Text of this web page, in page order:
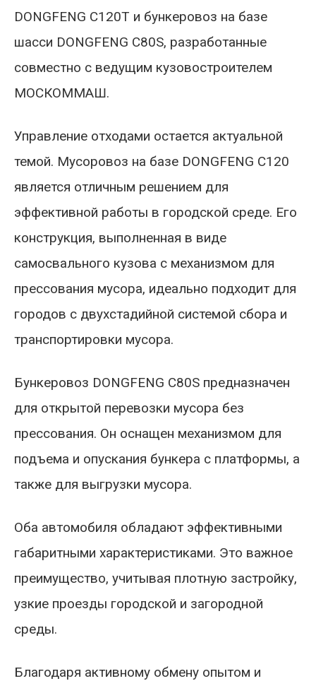
DONGFENG С120Т и бункеровоз на базе
шасси DONGFENG С80S, разработанные
совместно с ведущим кузовостроителем
МОСКОММАШ.
Управление отходами остается актуальной
темой. Мусоровоз на базе DONGFENG С120
является отличным решением для
эффективной работы в городской среде. Его
конструкция, выполненная в виде
самосвального кузова с механизмом для
прессования мусора, идеально подходит для
городов с двухстадийной системой сбора и
транспортировки мусора.
Бункеровоз DONGFENG C80S предназначен
для открытой перевозки мусора без
прессования. Он оснащен механизмом для
подъема и опускания бункера с платформы, а
также для выгрузки мусора.
Оба автомобиля обладают эффективными
габаритными характеристиками. Это важное
преимущество, учитывая плотную застройку,
узкие проезды городской и загородной
среды.
Благодаря активному обмену опытом и